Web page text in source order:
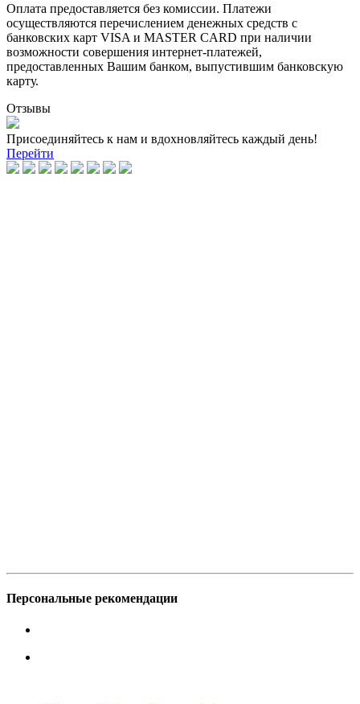
Оплата предоставляется без комиссии. Платежи
осуществляются перечислением денежных средств с
банковских карт VISA и MASTER CARD при наличии
возможности совершения интернет-платежей,
предоставленных Вашим банком, выпустившим банковскую
карту.
Отзывы
Присоединяйтесь к нам и вдохновляйтесь каждый день!
Перейти
Персональные рекомендации